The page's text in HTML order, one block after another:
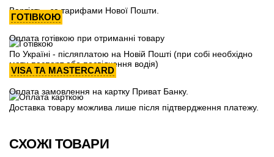
Вартість - за тарифами Нової Пошти.
ГОТІВКОЮ
Оплата готівкою при отриманні товару
По Україні - післяплатою на Новій Пошті (при собі необхідно
мати паспорт або посвідчення водія)
VISA ТА MASTERCARD
Оплата замовлення на картку Приват Банку.
Доставка товару можлива лише після підтвердження платежу.
СХОЖІ ТОВАРИ